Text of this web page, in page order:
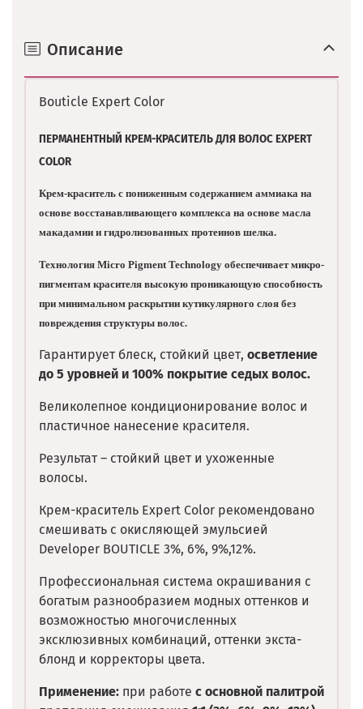
Описание
Bouticle Expert Color
ПЕРМАНЕНТНЫЙ КРЕМ-КРАСИТЕЛЬ ДЛЯ ВОЛОС EXPERT
COLOR
Крем-краситель с пониженным содержанием аммиака на
основе восстанавливающего комплекса на основе масла
макадамии и гидролизованных протеинов шелка.
Технология Micro Pigment Technology обеспечивает микро-
пигментам красителя высокую проникающую способность
при минимальном раскрытии кутикулярного слоя без
повреждения структуры волос.
Гарантирует блеск, стойкий цвет, осветление
до 5 уровней и 100% покрытие седых волос.
Великолепное кондиционирование волос и
пластичное нанесение красителя.
Результат – стойкий цвет и ухоженные
волосы.
Крем-краситель Expert Color рекомендовано
смешивать с окисляющей эмульсией
Developer BOUTICLE 3%, 6%, 9%,12%.
Профессиональная система окрашивания с
богатым разнообразием модных оттенков и
возможностью многочисленных
эксклюзивных комбинаций, оттенки экста-
блонд и корректоры цвета.
Применение: при работе с основной палитрой